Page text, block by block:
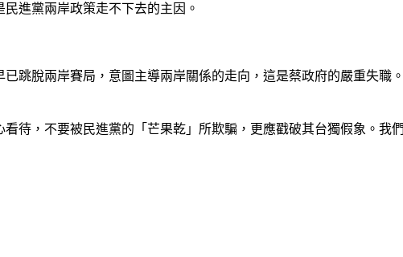
進黨兩岸政策走不下去的主因。
跳脫兩岸賽局，意圖主導兩岸關係的走向，這是蔡政府的嚴重失職
待，不要被民進黨的「芒果乾」所欺騙，更應戳破其台獨假象。我